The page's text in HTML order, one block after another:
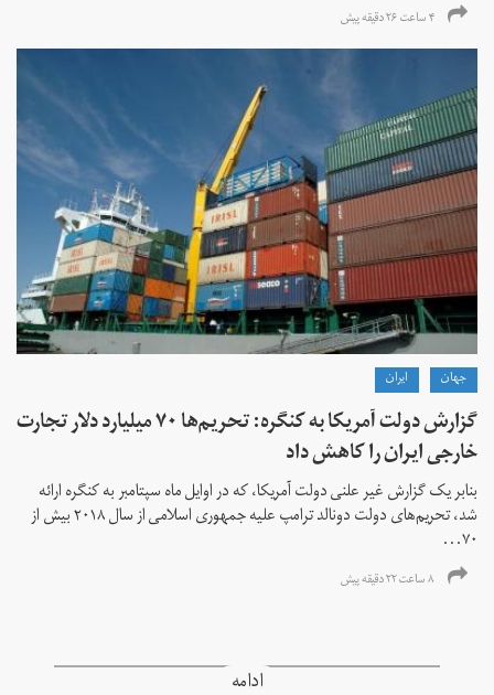
۴ ساعت ۲۶ دقیقه پیش
جهان ايران
گزارش دولت آمریکا به کنگره: تحریم‌ها ۷۰ میلیارد دلار تجارت
خارجی ایران را کاهش داد
بنابر یک گزارش غیر علنی دولت آمریکا، که در اوایل ماه سپتامبر به کنگره ارائه
شد، تحریم‌های دولت دونالد ترامپ علیه جمهوری اسلامی از سال ۲۰۱۸ بیش از
۷۰...
۸ ساعت ۲۲ دقیقه پیش
ادامه